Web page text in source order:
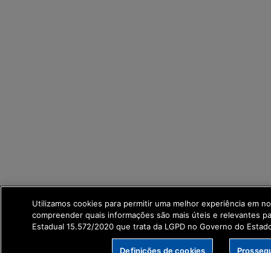
Utilizamos cookies para permitir uma melhor experiência em
compreender quais informações são mais úteis e relevantes
Estadual 15.572/2020 que trata da LGPD no Governo do
Definições de cookies